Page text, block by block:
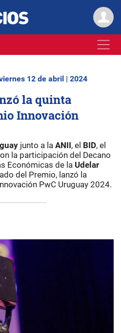
12 de abril | 2024
la quinta
Innovación
junto a la ANII, el BID, el
la participación del Decano
Económicas de la Udelar
del Premio, lanzó la
PwC Uruguay 2024.